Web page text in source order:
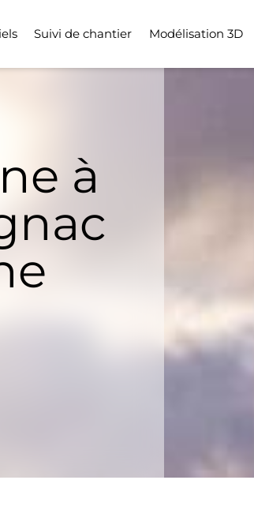
Suivi de chantier Modélisation 3D
à